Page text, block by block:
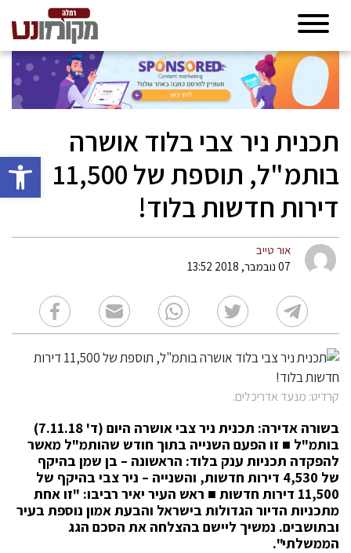
פתח
תכנית ניר צבי בלוד אושרה
בותמ"ל, תוספת של 11,500
דירות חדשות בלוד!
אור טייב
07 נובמבר, 2018 13:52
קרדיט: מנעד אדריכלים.
בשורה אדירה: תכנית ניר צבי אושרה היום (ד' 7.11.18)
בותמ"ל ■ זו הפעם השנייה בתוך חודש שהותמ"ל מאשר
להפקדה תכניות ענק בלוד: הראשונה – בן שמן בהיקף
של 4,530 דירות חדשות,
והשנייה – ניר צבי בהיקף של
11,500 דירות חדשות
■ ראש העיר יאיר רביבו: "זו אחת
מתכניות הדיור הגדולות בישראל והבעת אמון נוספת בעיר
ובתושבים. נמשיך ליישם בהצלחה את הסכם הגג
הממשלתי".